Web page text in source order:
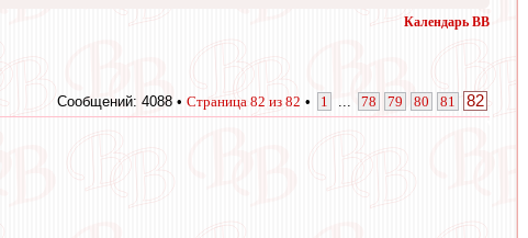
Календарь ВВ
Сообщений: 4088 • Страница 82 из 82 • 1 78 79 80 81 82